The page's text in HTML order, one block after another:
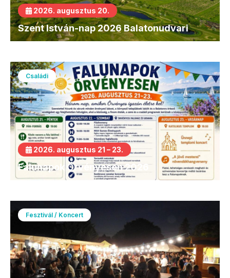
2026. augusztus 20.
Szent István-nap 2026 Balatonudvari
Családi
2026. augusztus 21 – 23.
Falunapok Örvényesen 2026
Fesztivál / Koncert